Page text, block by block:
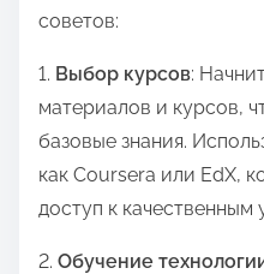
советов:
1. Выбор курсов:
материалов и курсов,
базовые знания.
как Coursera или EdX,
доступ к
2. Обучение